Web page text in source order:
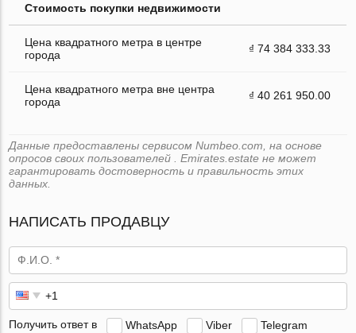
Стоимость покупки недвижимости
Цена квадратного метра в центре
города
₫ 74 384 333.33
Цена квадратного метра вне центра
города
₫ 40 261 950.00
Данные предоставлены сервисом Numbeo.com, на основе
опросов своих пользователей . Emirates.estate не может
гарантировать достоверность и правильность этих
данных.
НАПИСАТЬ ПРОДАВЦУ
Получить ответ в WhatsApp Viber Telegram